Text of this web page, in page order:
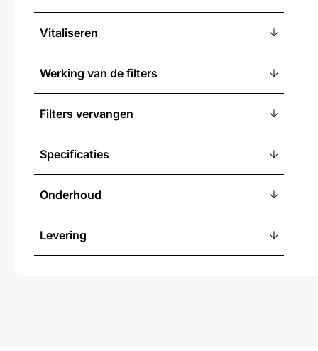
Vitaliseren
Werking van de filters
Filters vervangen
Specificaties
Onderhoud
Levering